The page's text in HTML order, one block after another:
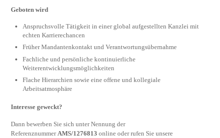
Geboten wird
Anspruchsvolle Tätigkeit in einer global aufgestellten Kanzlei mit
echten Karrierechancen
Früher Mandantenkontakt und Verantwortungsübernahme
Fachliche und persönliche kontinuierliche
Weiterentwicklungsmöglichkeiten
Flache Hierarchien sowie eine offene und kollegiale
Arbeitsatmosphäre
Interesse geweckt?
Dann bewerben Sie sich unter Nennung der
Referenznummer AMS/1276813 online oder rufen Sie unsere